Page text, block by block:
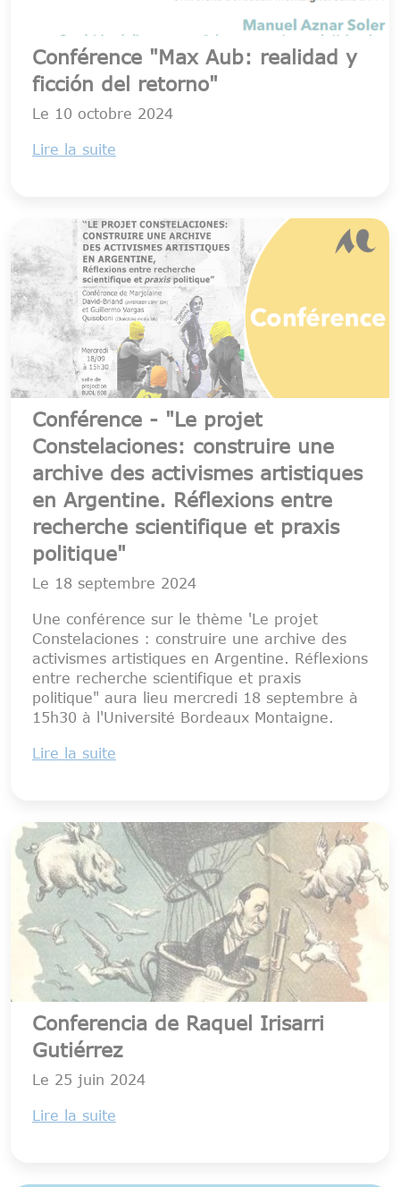
Conférence "Max Aub: realidad y
ficción del retorno"
Le 10 octobre 2024
Lire la suite
Conférence - "Le projet
Constelaciones: construire une
archive des activismes artistiques
en Argentine. Réflexions entre
recherche scientifique et praxis
politique"
Le 18 septembre 2024
Une conférence sur le thème 'Le projet
Constelaciones : construire une archive des
activismes artistiques en Argentine. Réflexions
entre recherche scientifique et praxis
politique" aura lieu mercredi 18 septembre à
15h30 à l'Université Bordeaux Montaigne.
Lire la suite
Conferencia de Raquel Irisarri
Gutiérrez
Le 25 juin 2024
Lire la suite